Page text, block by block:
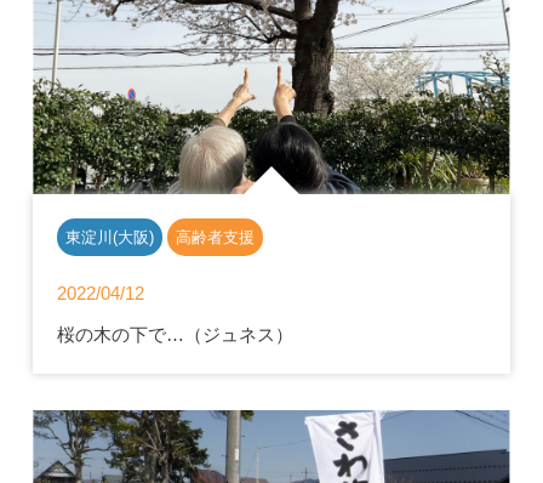
東淀川(大阪) 高齢者支援
2022/04/12
桜の木の下で…（ジュネス）